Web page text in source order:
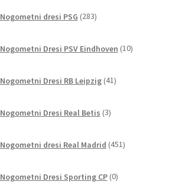
Nogometni dresi PSG 283izdelkov
Nogometni Dresi PSV Eindhoven 10izdelkov
Nogometni Dresi RB Leipzig 41izdelkov
Nogometni Dresi Real Betis 3izdelki
Nogometni dresi Real Madrid 451izdelkov
Nogometni Dresi Sporting CP 0izdelkov